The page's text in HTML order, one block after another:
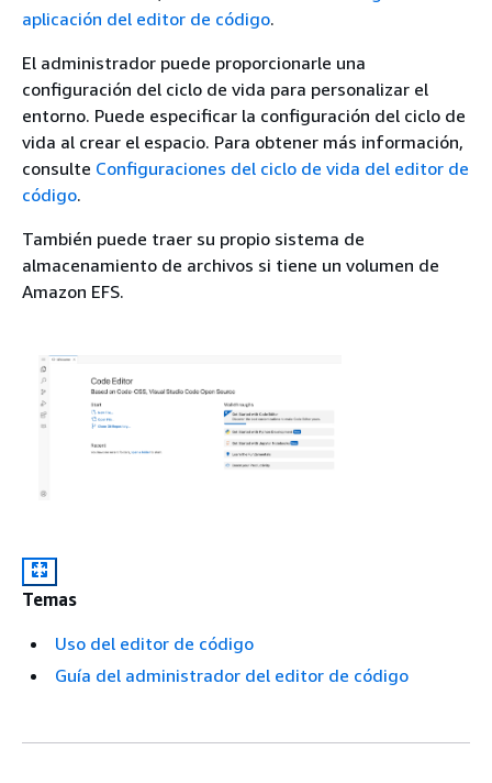
aplicación del editor de código.
El administrador puede proporcionarle una
configuración del ciclo de vida para personalizar el
entorno. Puede especificar la configuración del ciclo de
vida al crear el espacio. Para obtener más información,
consulte Configuraciones del ciclo de vida del editor de
código.
También puede traer su propio sistema de
almacenamiento de archivos si tiene un volumen de
Amazon EFS.
Temas
Uso del editor de código
Guía del administrador del editor de código